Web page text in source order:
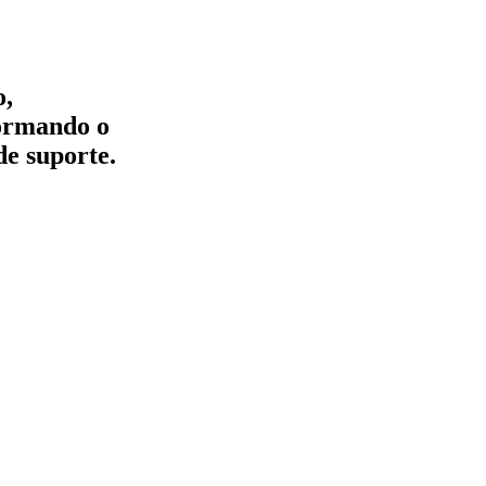
o
suporte.